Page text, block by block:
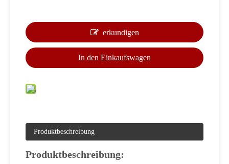
erkundigen
In den Einkaufswagen
Produktbeschreibung
Produktbeschreibung: